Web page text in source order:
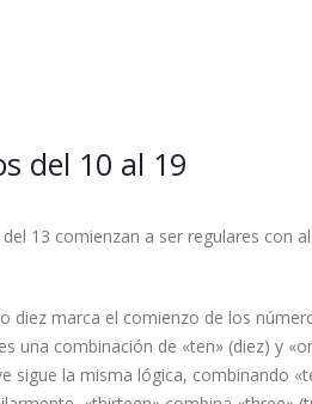
del 10 al 19
13 comienzan a ser regulares con
diez marca el comienzo de los
una combinación de «ten» (diez) y
sigue la misma lógica, combinando